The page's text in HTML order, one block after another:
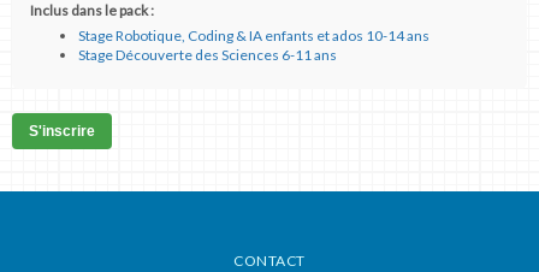
Inclus dans le pack :
Stage Robotique, Coding & IA enfants et ados 10-14 ans
Stage Découverte des Sciences 6-11 ans
S'inscrire
CONTACT